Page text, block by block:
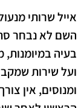
אייל שרותי
השם לא נבחר
בעיה במיומנות,
ועל שירות
ומנוסים, אין